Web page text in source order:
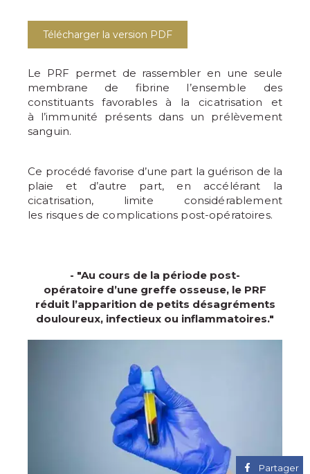
Télécharger la version PDF
Le PRF permet de rassembler en une seule
membrane de fibrine l’ensemble des
constituants favorables à la cicatrisation et
à l’immunité présents dans un prélèvement
sanguin.
Ce procédé favorise d’une part la guérison de la
plaie et d’autre part, en accélérant la
cicatrisation, limite considérablement
les risques de complications post-opératoires.
- "Au cours de la période post-
opératoire d’une greffe osseuse, le PRF
réduit l’apparition de petits désagréments
douloureux, infectieux ou inflammatoires."
Partager